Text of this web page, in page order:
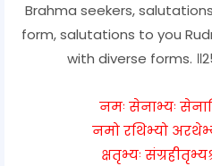
Brahma seekers,
form, salutations to you
with diverse forms.
नमः सेनाभ्यः
नमो रथिभ्यो
क्षतृभ्यः